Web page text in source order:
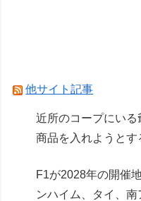
他サイト記事
近所のコープにい
商品を入れようとす
F1が2028年の開催
ンハイム、タイ、